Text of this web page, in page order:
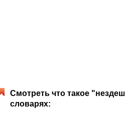
Смотреть что такое
словарях: